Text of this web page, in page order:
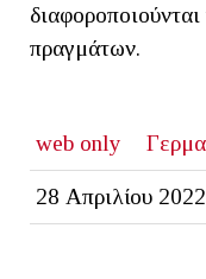
πραγμάτων.
web only
28 Απριλίου 2022